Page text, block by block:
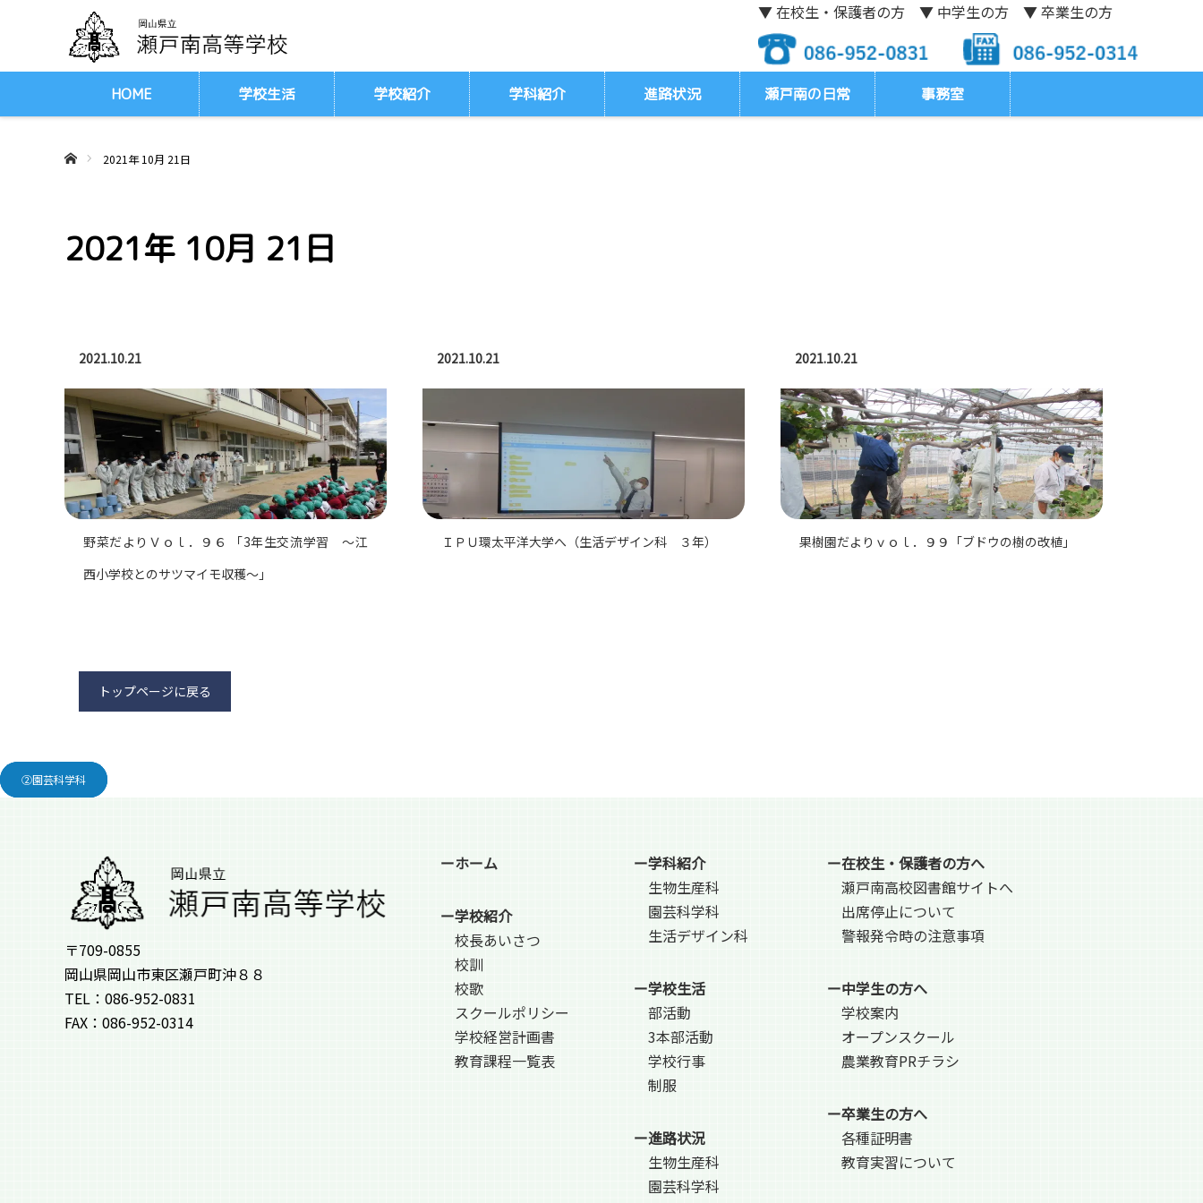
▼ 在校生・保護者の方 ▼ 中学生の方 ▼ 卒業生の方
HOME 学校生活 学校紹介 学科紹介 進路状況 瀬戸南の日常 事務室
2021年 10月 21日
2021年 10月 21日
2021.10.21
野菜だよりＶｏｌ．９６ 「3年生交流学習 ～江
西小学校とのサツマイモ収穫～」
②園芸科学科
2021.10.21
ＩＰＵ環太平洋大学へ（生活デザイン科 ３年）
③生活デザイン科
2021.10.21
果樹園だよりｖｏｌ．９９「ブドウの樹の改植」
②園芸科学科
トップページに戻る
〒709-0855
岡山県岡山市東区瀬戸町沖８８
TEL：086-952-0831
FAX：086-952-0314
ーホーム
ー学校紹介
校長あいさつ
校訓
校歌
スクールポリシー
学校経営計画書
教育課程一覧表
ー学科紹介
生物生産科
園芸科学科
生活デザイン科
ー学校生活
部活動
3本部活動
学校行事
制服
ー進路状況
生物生産科
園芸科学科
ー在校生・保護者の方へ
瀬戸南高校図書館サイトへ
出席停止について
警報発令時の注意事項
ー中学生の方へ
学校案内
オープンスクール
農業教育PRチラシ
ー卒業生の方へ
各種証明書
教育実習について